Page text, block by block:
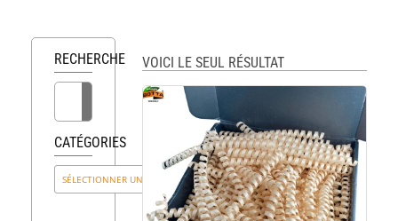
RECHERCHE
CATÉGORIES
VOICI LE SEUL RÉSULTAT